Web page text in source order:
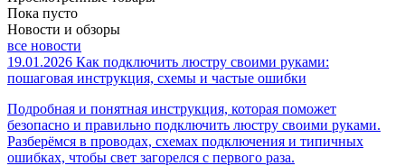
Пока пусто
Новости и обзоры
все новости
19.01.2026 Как подключить люстру своими руками:
пошаговая инструкция, схемы и частые ошибки
Подробная и понятная инструкция, которая поможет
безопасно и правильно подключить люстру своими руками.
Разберёмся в проводах, схемах подключения и типичных
ошибках, чтобы свет загорелся с первого раза.